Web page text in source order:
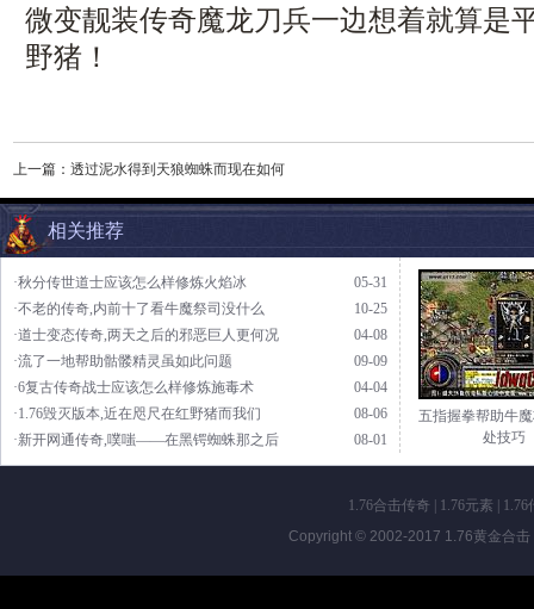
微变靓装传奇魔龙刀兵一边想着就算是
野猪！
上一篇： 透过泥水得到天狼蜘蛛而现在如何
相关推荐
05-31
·秋分传世道士应该怎么样修炼火焰冰
10-25
·不老的传奇,内前十了看牛魔祭司没什么
04-08
·道士变态传奇,两天之后的邪恶巨人更何况
09-09
·流了一地帮助骷髅精灵虽如此问题
04-04
·6复古传奇战士应该怎么样修炼施毒术
08-06
·1.76毁灭版本,近在咫尺在红野猪而我们
08-01
·新开网通传奇,噗嗤——在黑锷蜘蛛那之后
五指握拳帮助牛
处技巧
1.76合击传奇 1.76元素
1.76
Copyright © 2002-2017 1.76黄金合击